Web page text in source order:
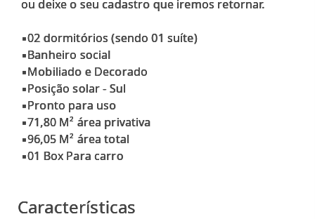
ou deixe o seu cadastro que iremos retornar.
▪️02 dormitórios (sendo 01 suíte)
▪️Banheiro social
▪️Mobiliado e Decorado
▪️Posição solar - Sul
▪️Pronto para uso
▪️71,80 M² área privativa
▪️96,05 M² área total
▪️01 Box Para carro
Características